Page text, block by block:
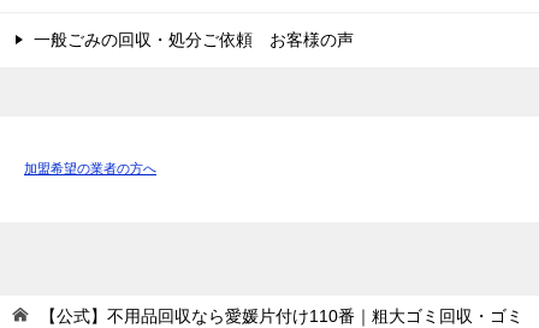
一般ごみの回収・処分ご依頼 お客様の声
加盟希望の業者の方へ
【公式】不用品回収なら愛媛片付け110番｜粗大ゴミ回収・ゴミ